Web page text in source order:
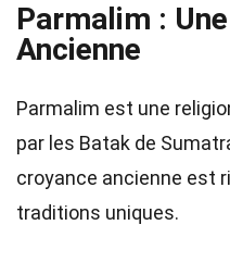
Parmalim :
Ancienne
Parmalim est une
par les Batak de
croyance ancienne est
traditions uniques.